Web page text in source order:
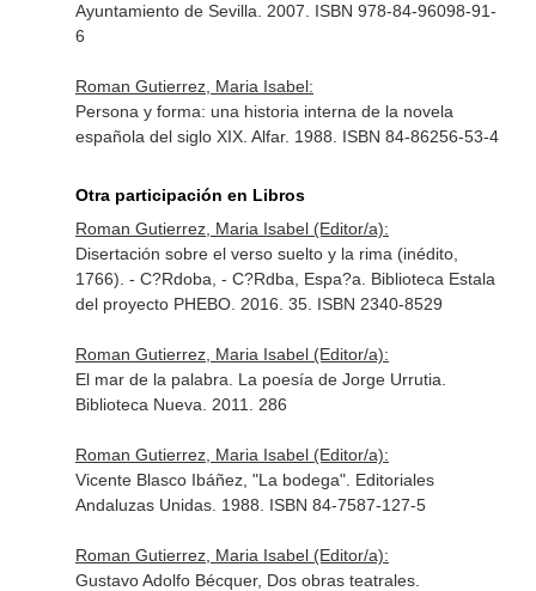
Ayuntamiento de Sevilla. 2007. ISBN 978-84-96098-91-
6
Roman Gutierrez, Maria Isabel:
Persona y forma: una historia interna de la novela
española del siglo XIX. Alfar. 1988. ISBN 84-86256-53-4
Otra participación en Libros
Roman Gutierrez, Maria Isabel (Editor/a):
Disertación sobre el verso suelto y la rima (inédito,
1766). - C?Rdoba, - C?Rdba, Espa?a. Biblioteca Estala
del proyecto PHEBO. 2016. 35. ISBN 2340-8529
Roman Gutierrez, Maria Isabel (Editor/a):
El mar de la palabra. La poesía de Jorge Urrutia.
Biblioteca Nueva. 2011. 286
Roman Gutierrez, Maria Isabel (Editor/a):
Vicente Blasco Ibáñez, "La bodega". Editoriales
Andaluzas Unidas. 1988. ISBN 84-7587-127-5
Roman Gutierrez, Maria Isabel (Editor/a):
Gustavo Adolfo Bécquer, Dos obras teatrales.